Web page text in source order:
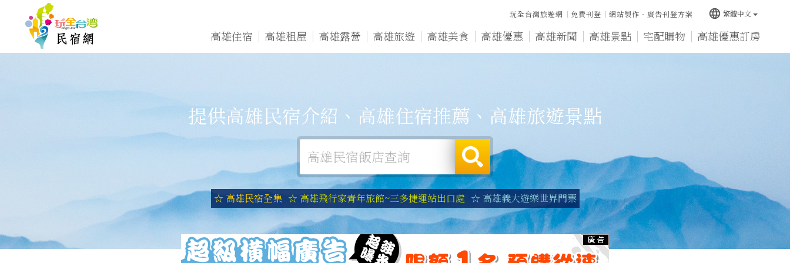
高雄住宿 高雄租屋 高雄露營 高雄旅遊 高雄美食 高雄優惠 高雄新聞 高雄景點 宅配購物 高雄優惠訂房
玩全台灣旅遊網 免費刊登 網站製作‧廣告刊登方案 language 繁體中文
提供高雄民宿介紹、高雄住宿推薦、高雄旅遊景點
☆ 高雄民宿全集 ☆ 高雄飛行家青年旅館~三多捷運站出口處 ☆ 高雄義大遊樂世界門票